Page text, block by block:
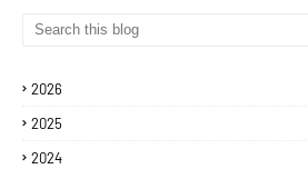
2026
2025
2024